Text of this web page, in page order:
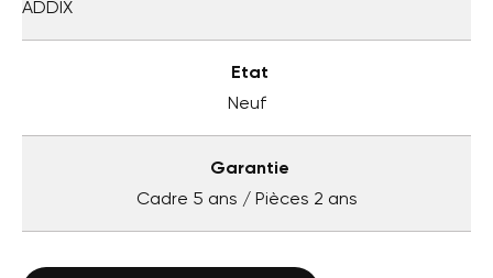
ADDIX
Etat
Neuf
Garantie
Cadre 5 ans / Pièces 2 ans